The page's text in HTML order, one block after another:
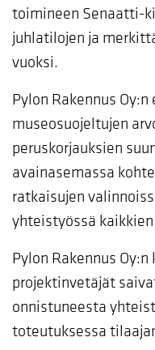
toimineen Senaatti-
juhlatilojen ja
vuoksi.
Pylon Rakennus
museosuojeltujen
peruskorjauksien
avainasemassa
ratkaisujen
yhteistyössä
Pylon Rakennus
projektinvetäjät
onnistuneesta
toteutuksessa